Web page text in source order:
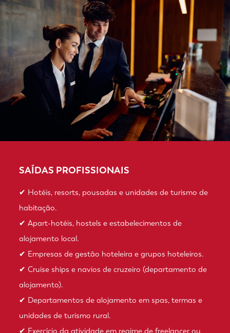
SAÍDAS PROFISSIONAIS
✔ Hotéis, resorts, pousadas e unidades de turismo de
habitação.
✔ Apart-hotéis, hostels e estabelecimentos de
alojamento local.
✔ Empresas de gestão hoteleira e grupos hoteleiros.
✔ Cruise ships e navios de cruzeiro (departamento de
alojamento).
✔ Departamentos de alojamento em spas, termas e
unidades de turismo rural.
✔ Exercício da atividade em regime de freelancer ou